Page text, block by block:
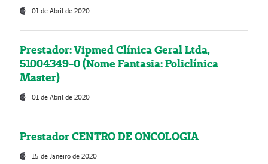
01 de Abril de 2020
Prestador: Vipmed Clínica Geral Ltda,
51004349-0 (Nome Fantasia: Policlínica
Master)
01 de Abril de 2020
Prestador CENTRO DE ONCOLOGIA
15 de Janeiro de 2020